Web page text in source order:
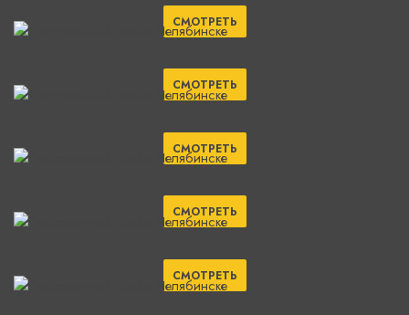
СМОТРЕТЬ
СМОТРЕТЬ
СМОТРЕТЬ
СМОТРЕТЬ
СМОТРЕТЬ